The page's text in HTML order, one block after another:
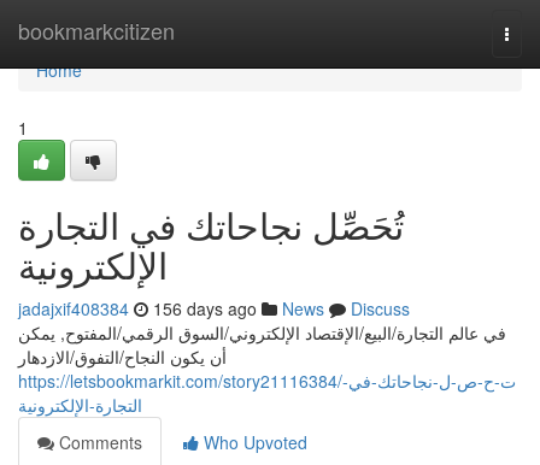
bookmarkcitizen
Home
Home
1
تُحَصِّل نجاحاتك في التجارة
الإلكترونية
jadajxif408384 156 days ago News
Discuss
في عالم التجارة/البيع/الإقتصاد الإلكتروني/السوق الرقمي/المفتوح, يمكن
أن يكون النجاح/التفوق/الازدهار
https://letsbookmarkit.com/story21116384/ت-ح-ص-ل-نجاحاتك-في-
التجارة-الإلكترونية
Comments
Who Upvoted